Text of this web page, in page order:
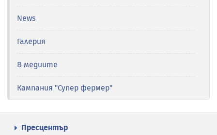
News
Галерия
В медиите
Кампания "Супер фермер"
Пресцентър